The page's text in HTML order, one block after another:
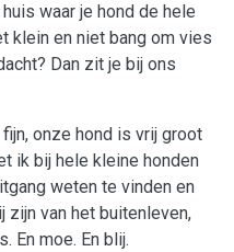
waar je hond de hele
klein en niet bang om vies
Dan zit je bij ons
onze hond is vrij groot
ik bij hele kleine honden
weten te vinden en
zijn van het buitenleven,
En moe. En blij.